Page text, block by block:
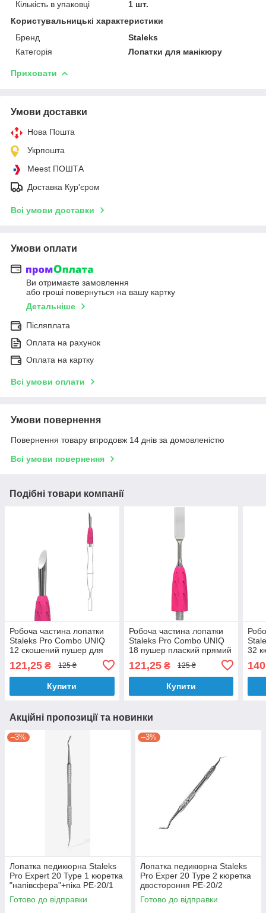
Кількість в упаковці
1 шт.
Користувальницькі характеристики
Бренд
Staleks
Категорія
Лопатки для манікюру
Приховати
Умови доставки
Нова Пошта
Укрпошта
Meest ПОШТА
Доставка Кур'єром
Всі умови доставки
Умови оплати
Ви отримаєте замовлення
або гроші повернуться на вашу картку
Детальніше
Післяплата
Оплата на рахунок
Оплата на картку
Всі умови оплати
Умови повернення
Повернення товару впродовж 14 днів за домовленістю
Всі умови повернення
Подібні товари компанії
Робоча частина лопатки
Staleks Pro Combo UNIQ
12 скошений пушер для
121,25 ₴ 125 ₴
Купити
Робоча частина лопатки
Staleks Pro Combo UNIQ
18 пушер плаский прямий
121,25₴ 125 ₴
Купити
32
Акційні пропозиції та новинки
–3%
Лопатка педикюрна Staleks
Pro Expert 20 Type 1 кюретка
"напівсфера"+піка PE-20/1
Готово до відправки
–3%
Лопатка педикюрна Staleks
Pro Exper 20 Type 2 кюретка
двостороння PE-20/2
Готово до відправки